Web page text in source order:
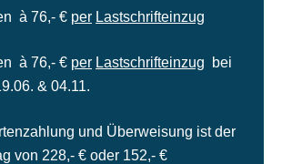
à 76,- € per Lastschrifteinzug
à 76,- € per Lastschrifteinzug bei
& 04.11.
und Überweisung ist der
von 228,- € oder 152,- €